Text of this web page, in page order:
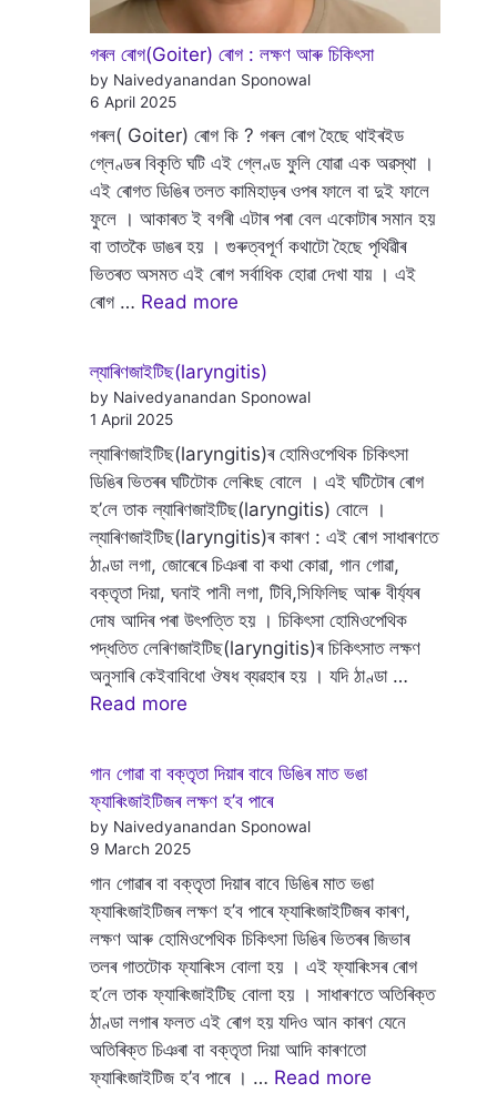
গৰল ৰোগ(Goiter) ৰোগ : লক্ষণ আৰু চিকিৎসা
by Naivedyanandan Sponowal
6 April 2025
গৰল( Goiter) ৰোগ কি ? গৰল ৰোগ হৈছে থাইৰইড
গ্লেণ্ডৰ বিকৃতি ঘটি এই গ্লেণ্ড ফুলি যোৱা এক অৱস্থা ।
এই ৰোগত ডিঙিৰ তলত কামিহাড়ৰ ওপৰ ফালে বা দুই ফালে
ফুলে । আকাৰত ই বগৰী এটাৰ পৰা বেল একোটাৰ সমান হয়
বা তাতকৈ ডাঙৰ হয় । গুৰুত্বপূৰ্ণ কথাটো হৈছে পৃথিৱীৰ
ভিতৰত অসমত এই ৰোগ সৰ্বাধিক হোৱা দেখা যায় । এই
ৰোগ … Read more
ল্যাৰিণজাইটিছ(laryngitis)
by Naivedyanandan Sponowal
1 April 2025
ল্যাৰিণজাইটিছ(laryngitis)ৰ হোমিওপেথিক চিকিৎসা
ডিঙিৰ ভিতৰৰ ঘটিটোক লেৰিংছ বোলে । এই ঘটিটোৰ ৰোগ
হ’লে তাক ল্যাৰিণজাইটিছ(laryngitis) বোলে ।
ল্যাৰিণজাইটিছ(laryngitis)ৰ কাৰণ : এই ৰোগ সাধাৰণতে
ঠাণ্ডা লগা, জোৰেৰে চিঞৰা বা কথা কোৱা, গান গোৱা,
বক্তৃতা দিয়া, ঘনাই পানী লগা, টিবি,সিফিলিছ আৰু বীৰ্য্যৰ
দোষ আদিৰ পৰা উৎপত্তি হয় । চিকিৎসা হোমিওপেথিক
পদ্ধতিত লেৰিণজাইটিছ(laryngitis)ৰ চিকিৎসাত লক্ষণ
অনুসাৰি কেইবাবিধো ঔষধ ব্যৱহাৰ হয় । যদি ঠাণ্ডা …
Read more
গান গোৱা বা বক্তৃতা দিয়াৰ বাবে ডিঙিৰ মাত ভঙা
ফ্যাৰিংজাইটিজৰ লক্ষণ হ’ব পাৰে
by Naivedyanandan Sponowal
9 March 2025
গান গোৱাৰ বা বক্তৃতা দিয়াৰ বাবে ডিঙিৰ মাত ভঙা
ফ্যাৰিংজাইটিজৰ লক্ষণ হ’ব পাৰে ফ্যাৰিংজাইটিজৰ কাৰণ,
লক্ষণ আৰু হোমিওপেথিক চিকিৎসা ডিঙিৰ ভিতৰৰ জিভাৰ
তলৰ গাতটোক ফ্যাৰিংস বোলা হয় । এই ফ্যাৰিংসৰ ৰোগ
হ’লে তাক ফ্যাৰিংজাইটিছ বোলা হয় । সাধাৰণতে অতিৰিক্ত
ঠাণ্ডা লগাৰ ফলত এই ৰোগ হয় যদিও আন কাৰণ যেনে
অতিৰিক্ত চিঞৰা বা বক্তৃতা দিয়া আদি কাৰণতো
ফ্যাৰিংজাইটিজ হ’ব পাৰে । … Read more